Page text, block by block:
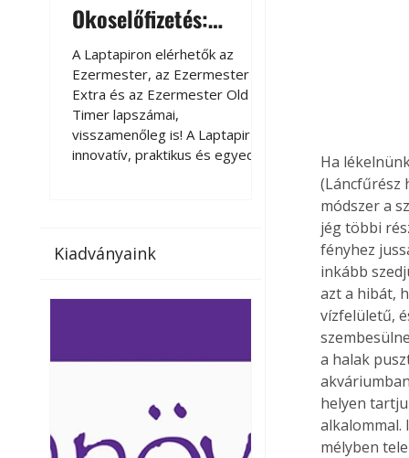
Okoselőfizetés:
Ezermester Extra
A Laptapiron elérhetők az
Ezermester, az Ezermester
Extra és az Ezermester Old
Timer lapszámai,
visszamenőleg is! A Laptapir új,
innovatív, praktikus és egyedi
az otthonában, útközben vagy
elérhetők lapszámaink. Bárhol,
innovatív, praktikus
megoldás a
magazinok digitális
számítógépen,
vagy táblagépen.
az otthonában,
nyaralás, pihenés
elérhetők
bármikor, akár
vagy dolgozva is
Ezermester
Laptapir kényelmes
mert: – t
Kiadványaink
Ha
(Láncfűrész
módszer a
jég többi
fényhez
inkább
azt a hibát,
vízfelületű,
a halak
helyen
alkalommal.
mélyben